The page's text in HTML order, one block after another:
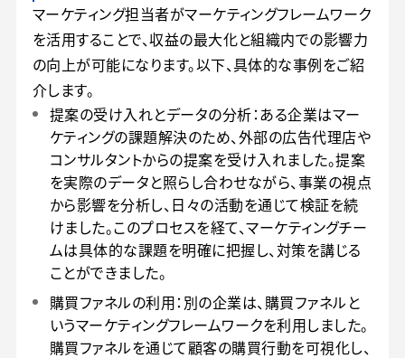
マーケティング担当者がマーケティングフレームワーク
を活用することで、収益の最大化と組織内での影響力
の向上が可能になります。以下、具体的な事例をご紹
介します。
提案の受け入れとデータの分析：ある企業はマー
ケティングの課題解決のため、外部の広告代理店や
コンサルタントからの提案を受け入れました。提案
を実際のデータと照らし合わせながら、事業の視点
から影響を分析し、日々の活動を通じて検証を続
けました。このプロセスを経て、マーケティングチー
ムは具体的な課題を明確に把握し、対策を講じる
ことができました。
購買ファネルの利用：別の企業は、購買ファネルと
いうマーケティングフレームワークを利用しました。
購買ファネルを通じて顧客の購買行動を可視化し、